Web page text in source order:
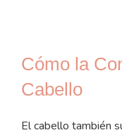
Cómo la
Cabello
El cabello también